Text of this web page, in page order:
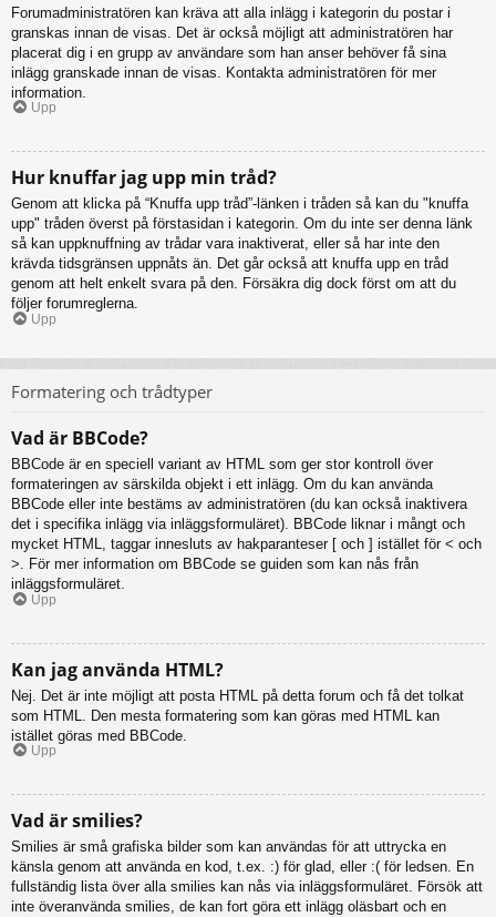
Forumadministratören kan kräva att alla inlägg i kategorin du postar i
granskas innan de visas. Det är också möjligt att administratören har
placerat dig i en grupp av användare som han anser behöver få sina
inlägg granskade innan de visas. Kontakta administratören för mer
information.
Upp
Hur knuffar jag upp min tråd?
Genom att klicka på “Knuffa upp tråd”-länken i tråden så kan du "knuffa
upp" tråden överst på förstasidan i kategorin. Om du inte ser denna länk
så kan uppknuffning av trådar vara inaktiverat, eller så har inte den
krävda tidsgränsen uppnåts än. Det går också att knuffa upp en tråd
genom att helt enkelt svara på den. Försäkra dig dock först om att du
följer forumreglerna.
Upp
Formatering och trådtyper
Vad är BBCode?
BBCode är en speciell variant av HTML som ger stor kontroll över
formateringen av särskilda objekt i ett inlägg. Om du kan använda
BBCode eller inte bestäms av administratören (du kan också inaktivera
det i specifika inlägg via inläggsformuläret). BBCode liknar i mångt och
mycket HTML, taggar innesluts av hakparanteser [ och ] istället för < och
>. För mer information om BBCode se guiden som kan nås från
inläggsformuläret.
Upp
Kan jag använda HTML?
Nej. Det är inte möjligt att posta HTML på detta forum och få det tolkat
som HTML. Den mesta formatering som kan göras med HTML kan
istället göras med BBCode.
Upp
Vad är smilies?
Smilies är små grafiska bilder som kan användas för att uttrycka en
känsla genom att använda en kod, t.ex. :) för glad, eller :( för ledsen. En
fullständig lista över alla smilies kan nås via inläggsformuläret. Försök att
inte överanvända smilies, de kan fort göra ett inlägg oläsbart och en